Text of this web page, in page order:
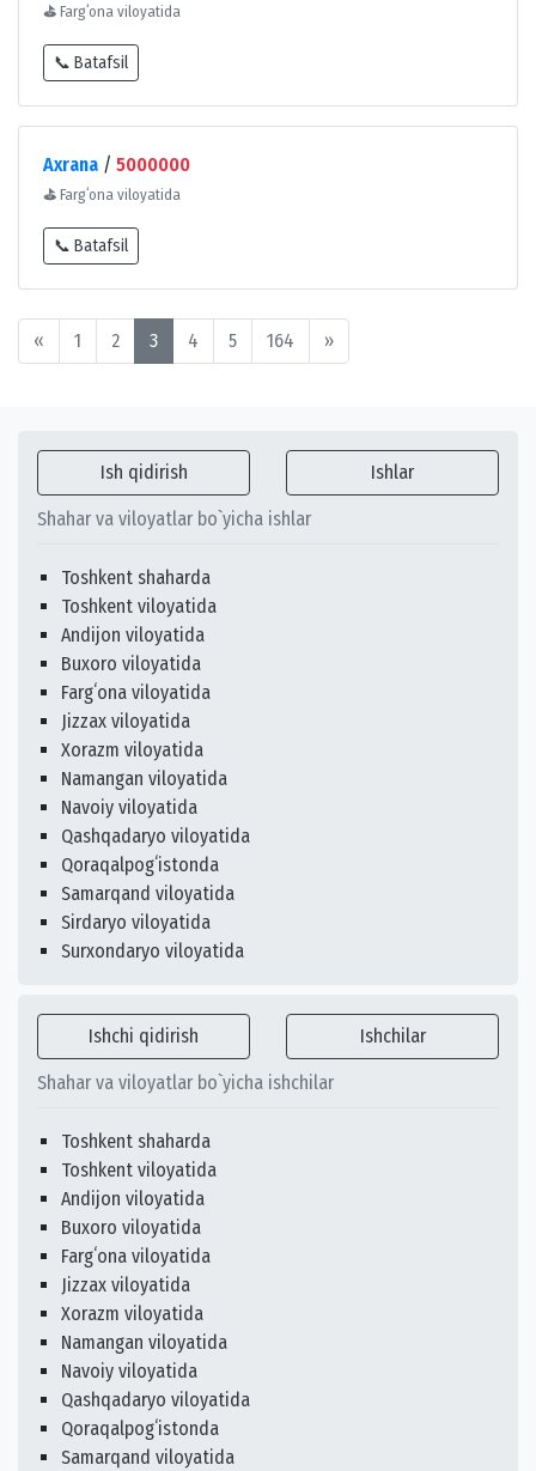
⛳ Fargʻona viloyatida
📞 Batafsil
Axrana / 5000000
⛳ Fargʻona viloyatida
📞 Batafsil
« 1 2 3 4 5 164 »
Ish qidirish Ishlar
Shahar va viloyatlar bo`yicha ishlar
Toshkent shaharda
Toshkent viloyatida
Andijon viloyatida
Buxoro viloyatida
Fargʻona viloyatida
Jizzax viloyatida
Xorazm viloyatida
Namangan viloyatida
Navoiy viloyatida
Qashqadaryo viloyatida
Qoraqalpogʻistonda
Samarqand viloyatida
Sirdaryo viloyatida
Surxondaryo viloyatida
Ishchi qidirish Ishchilar
Shahar va viloyatlar bo`yicha ishchilar
Toshkent shaharda
Toshkent viloyatida
Andijon viloyatida
Buxoro viloyatida
Fargʻona viloyatida
Jizzax viloyatida
Xorazm viloyatida
Namangan viloyatida
Navoiy viloyatida
Qashqadaryo viloyatida
Qoraqalpogʻistonda
Samarqand viloyatida